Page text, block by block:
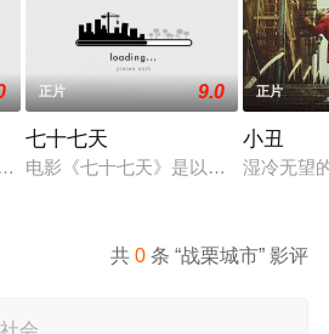
改编，故事涉及创伤后应激障碍，故
正片 9.0
七十七天
电影《七十七天》是以探险作家杨柳
正片
小丑
湿冷无望
共0 条 “战栗城市” 影评